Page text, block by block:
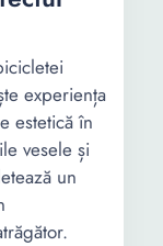
experiența
estetică în
vesele și
un